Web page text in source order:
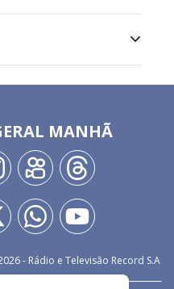
MANHÃ
- Rádio e Televisão Record S.A